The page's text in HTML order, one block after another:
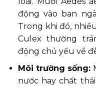
động vào ban
Trong khi đó,
Culex thường
động chủ yếu về
Môi trường sống:
nước hay chất